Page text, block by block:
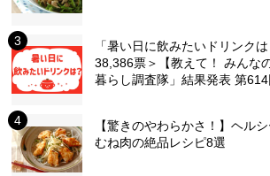
「暑い日に飲みたいドリンク
38,386票＞【教えて！ みんな
暮らし調査隊」結果発表 第614
【驚きのやわらかさ！】ヘル
むね肉の絶品レシピ8選